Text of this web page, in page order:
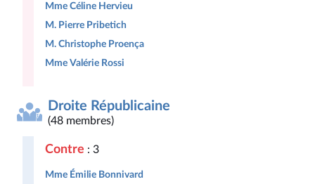
Mme Céline Hervieu
M. Pierre Pribetich
M. Christophe Proença
Mme Valérie Rossi
Droite Républicaine
(48 membres)
Contre : 3
Mme Émilie Bonnivard